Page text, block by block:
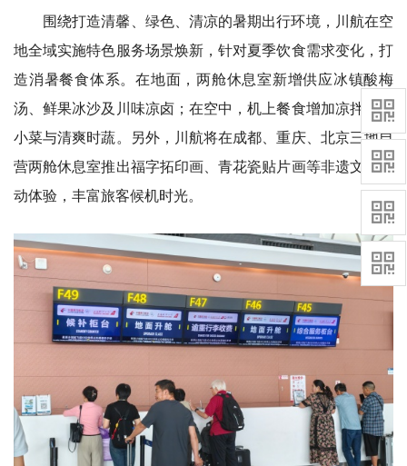
围绕打造清馨、绿色、清凉的暑期出行环境，川航在空
地全域实施特色服务场景焕新，针对夏季饮食需求变化，打
造消暑餐食体系。在地面，两舱休息室新增供应冰镇酸梅
汤、鲜果冰沙及川味凉卤；在空中，机上餐食增加凉拌川味
小菜与清爽时蔬。另外，川航将在成都、重庆、北京三地自
营两舱休息室推出福字拓印画、青花瓷贴片画等非遗文化互
动体验，丰富旅客候机时光。